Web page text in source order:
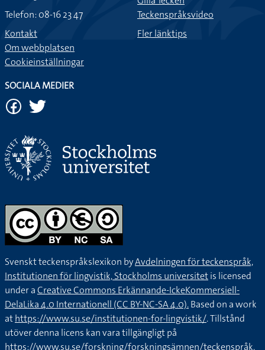
Telefon: 08-16 23 47
Kontakt
Om webbplatsen
Cookieinställningar
Teckenspråksvideo
Fler länktips
SOCIALA MEDIER
Svenskt teckenspråkslexikon byAvdelningen för teckenspråk,
Institutionen för lingvistik, Stockholms universitetis licensed
under aCreative Commons Erkännande-IckeKommersiell-
DelaLika 4.0 Internationell (CC BY-NC-SA 4.0).Based on a work
athttps://www.su.se/institutionen-for-lingvistik/. Tillstånd
utöver denna licens kan vara tillgängligt på
https://www.su.se/forskning/forskningsämnen/teckenspråk.